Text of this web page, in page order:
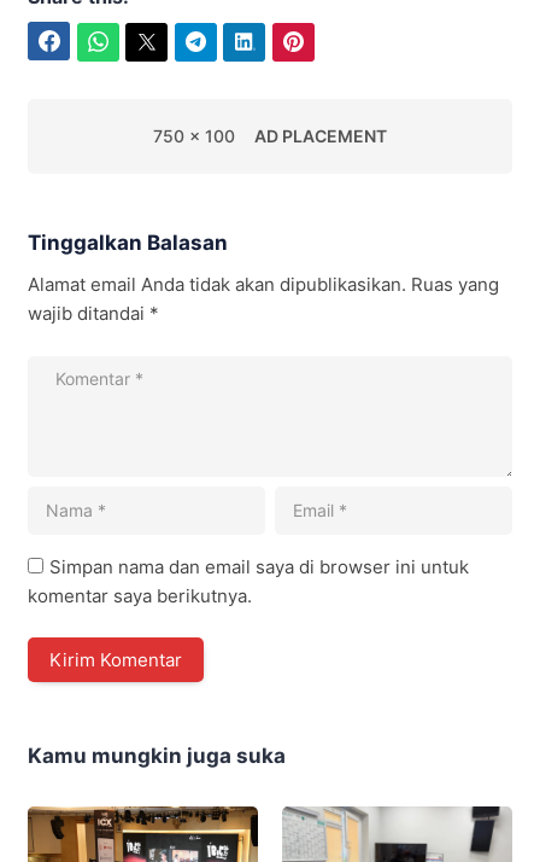
750 x 100 AD PLACEMENT
Tinggalkan Balasan
Alamat email Anda tidak akan dipublikasikan. Ruas yang
wajib ditandai *
Simpan nama dan email saya di browser ini untuk
komentar saya berikutnya.
Kamu mungkin juga suka